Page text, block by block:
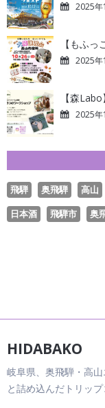
2025年
【もふ
2025年
【森
2025
飛騨 奥飛騨 高山
日本酒
飛騨市 奥
HIDABAKO
岐阜県、奥飛騨・高
と詰め込んだトリッ